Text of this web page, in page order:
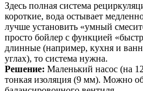
Здесь полная система
короткие, вода остывает
лучше установить «умный
просто бойлер с функцией
длинные (например, кухня и
углах), то система нужна.
Решение: Маленький насос (на
тонкая изоляция (9 мм). Можно